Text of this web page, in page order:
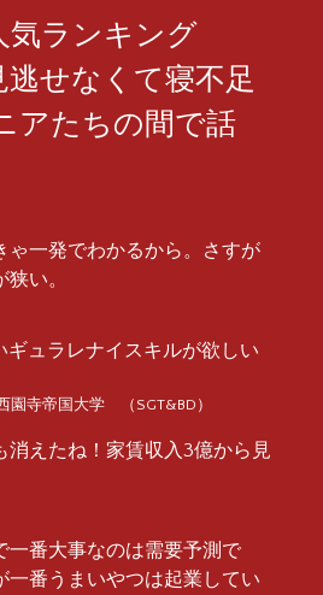
気ランキング
せなくて寝不足
アたちの間で話
ゃ一発でわかるから。さすが
い。
ギュラレナイスキルが欲しい
園寺帝国大学 （SGT&BD）
消えたね！家賃収入3億から見
一番大事なのは需要予測で
一番うまいやつは起業してい